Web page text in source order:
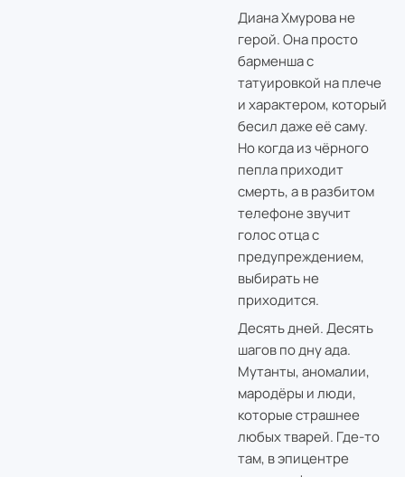
Диана Хмурова не
герой. Она просто
барменша с
татуировкой на плече
и характером, который
бесил даже её саму.
Но когда из чёрного
пепла приходит
смерть, а в разбитом
телефоне звучит
голос отца с
предупреждением,
выбирать не
приходится.
Десять дней. Десять
шагов по дну ада.
Мутанты, аномалии,
мародёры и люди,
которые страшнее
любых тварей. Где-то
там, в эпицентре